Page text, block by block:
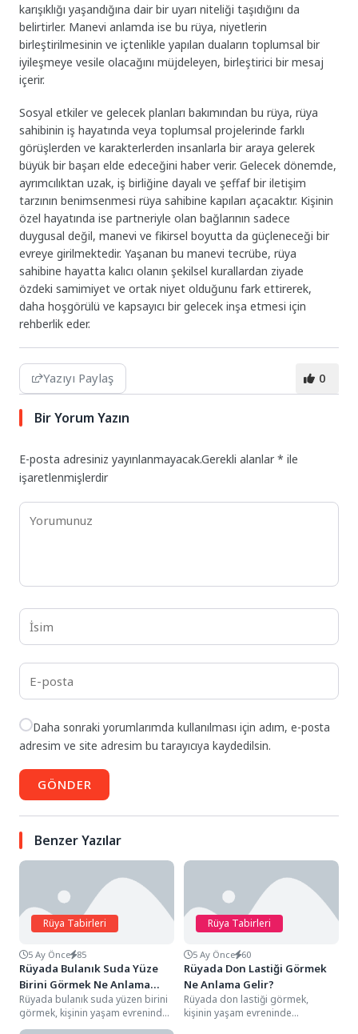
karışıklığı yaşandığına dair bir uyarı niteliği taşıdığını da
belirtirler. Manevi anlamda ise bu rüya, niyetlerin
birleştirilmesinin ve içtenlikle yapılan duaların toplumsal bir
iyileşmeye vesile olacağını müjdeleyen, birleştirici bir mesaj
içerir.
Sosyal etkiler ve gelecek planları bakımından bu rüya, rüya
sahibinin iş hayatında veya toplumsal projelerinde farklı
görüşlerden ve karakterlerden insanlarla bir araya gelerek
büyük bir başarı elde edeceğini haber verir. Gelecek dönemde,
ayrımcılıktan uzak, iş birliğine dayalı ve şeffaf bir iletişim
tarzının benimsenmesi rüya sahibine kapıları açacaktır. Kişinin
özel hayatında ise partneriyle olan bağlarının sadece
duygusal değil, manevi ve fikirsel boyutta da güçleneceği bir
evreye girilmektedir. Yaşanan bu manevi tecrübe, rüya
sahibine hayatta kalıcı olanın şekilsel kurallardan ziyade
özdeki samimiyet ve ortak niyet olduğunu fark ettirerek,
daha hoşgörülü ve kapsayıcı bir gelecek inşa etmesi için
rehberlik eder.
Yazıyı Paylaş 0
Bir Yorum Yazın
E-posta adresiniz yayınlanmayacak.Gerekli alanlar* ile
işaretlenmişlerdir
Daha sonraki yorumlarımda kullanılması için adım, e-posta
adresim ve site adresim bu tarayıcıya kaydedilsin.
GÖNDER
Benzer Yazılar
Rüya Tabirleri
5 Ay Önce 85
Rüyada Bulanık Suda Yüze
Birini Görmek Ne Anlama
Gelir?
Rüyada bulanık suda yüzen birini
görmek, kişinin yaşam evreninde
belirsizliğin hakim olduğu bir
Rüya Tabirleri
5 Ay Önce 60
Rüyada Don Lastiği Görmek
Ne Anlama Gelir?
Rüyada don lastiği görmek,
kişinin yaşam evreninde